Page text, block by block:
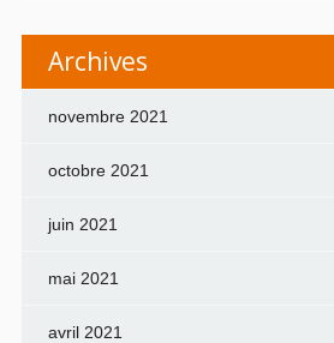
Archives
novembre 2021
octobre 2021
juin 2021
mai 2021
avril 2021